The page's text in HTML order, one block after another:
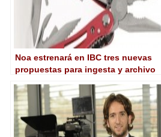
Noa estrenará en IBC tres nuevas
propuestas para ingesta y archivo